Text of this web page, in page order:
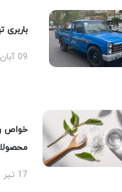
باربری
09 آبان 1403
خواص و
17 تیر 1405